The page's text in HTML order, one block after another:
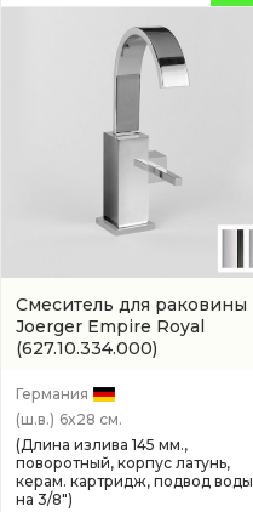
Смеситель для раковины
Joerger Empire Royal
(627.10.334.000)
Германия
(ш.в.) 6x28 см.
(Длина излива 145 мм.,
поворотный, корпус латунь,
керам. картридж, подвод воды
на 3/8")